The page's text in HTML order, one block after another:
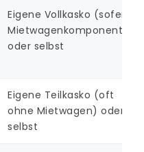
Eigene Vollkasko (sofern
Mietwagenkomponente)
oder selbst
Eigene Teilkasko (oft
ohne Mietwagen) oder
selbst